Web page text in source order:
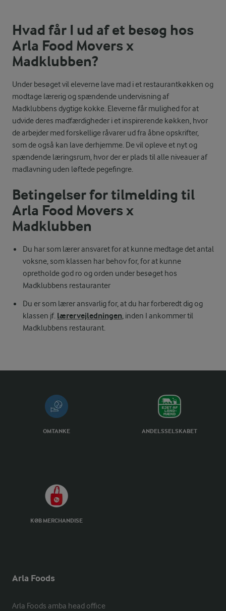
Hvad får I ud af et besøg hos
Arla Food Movers x
Madklubben?
Under besøget vil eleverne lave mad i et restaurantkøkken og
modtage lærerig og spændende undervisning af
Madklubbens dygtige kokke. Eleverne får mulighed for at
udvide deres madfærdigheder i et inspirerende køkken, hvor
de arbejder med forskellige råvarer ud fra åbne opskrifter,
som de også kan lave derhjemme. De vil opleve et nyt og
spændende læringsrum, hvor der er plads til alle niveauer af
madlavning uden løftede pegefingre.
Betingelser for tilmelding til
Arla Food Movers x
Madklubben
Du har som lærer ansvaret for at kunne medtage det antal
voksne, som klassen har behov for, for at kunne
opretholde god ro og orden under besøget hos
Madklubbens restauranter
Du er som lærer ansvarlig for, at du har forberedt dig og
klassen jf. lærervejledningen, inden I ankommer til
Madklubbens restaurant.
OMTANKE ANDELSSELSKABET
KØB MERCHANDISE
Arla Foods
Arla Foods amba head office